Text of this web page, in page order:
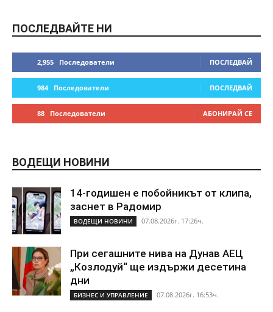
ПОСЛЕДВАЙТЕ НИ
2,955 Последователи ПОСЛЕДВАЙ
984 Последователи ПОСЛЕДВАЙ
88 Последователи АБОНИРАЙ СЕ
ВОДЕЩИ НОВИНИ
14-годишен е побойникът от клипа,
заснет в Радомир
ВОДЕЩИ НОВИНИ 07.08.2026г. 17:26ч.
При сегашните нива на Дунав АЕЦ
„Козлодуй“ ще издържи десетина
дни
БИЗНЕС И УПРАВЛЕНИЕ 07.08.2026г. 16:53ч.